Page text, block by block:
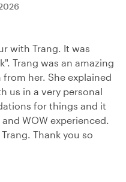
with Trang. It was
Trang was an amazing
her. She explained
us in a very personal
for things and it
WOW experienced.
Thank you so